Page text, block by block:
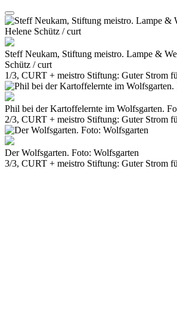
Steff Neukam, Stiftung meistro. Lampe &
Schütz / curt
1/3, CURT + meistro Stiftung: Guter Strom
Phil bei der Kartoffelernte im Wolfsgarten.
2/3, CURT + meistro Stiftung: Guter Strom
Der Wolfsgarten. Foto: Wolfsgarten
3/3, CURT + meistro Stiftung: Guter Strom